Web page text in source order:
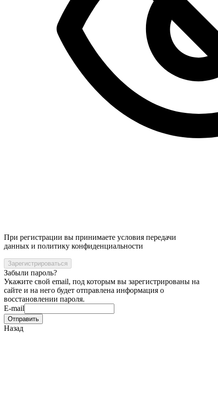
При регистрации вы принимаете условия передачи
данных и политику конфиденциальности
Забыли пароль?
Укажите свой email, под которым вы зарегистрированы на
сайте и на него будет отправлена информация о
восстановлении пароля.
E-mail
Назад